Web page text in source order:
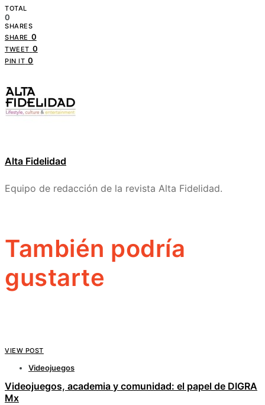
TOTAL
0
SHARES
SHARE 0
TWEET 0
PIN IT 0
Alta Fidelidad
Equipo de redacción de la revista Alta Fidelidad.
También podría
gustarte
VIEW POST
Videojuegos
Videojuegos, academia y comunidad: el papel de DIGRA
Mx